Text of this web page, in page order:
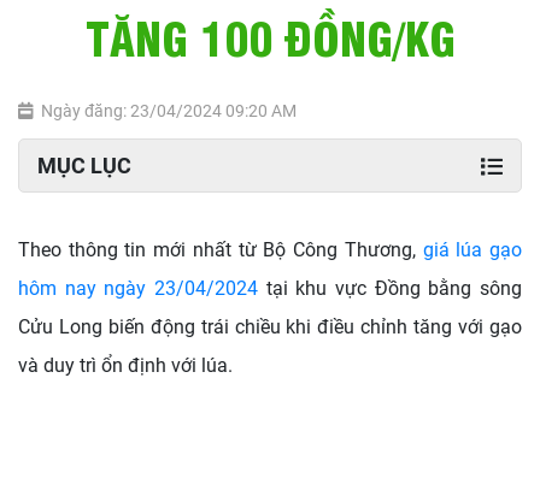
TĂNG 100 ĐỒNG/KG
Ngày đăng: 23/04/2024 09:20 AM
MỤC LỤC
Theo thông tin mới nhất từ Bộ Công Thương, giá lúa gạo
hôm nay ngày 23/04/2024 tại khu vực Đồng bằng sông
Cửu Long biến động trái chiều khi điều chỉnh tăng với gạo
và duy trì ổn định với lúa.